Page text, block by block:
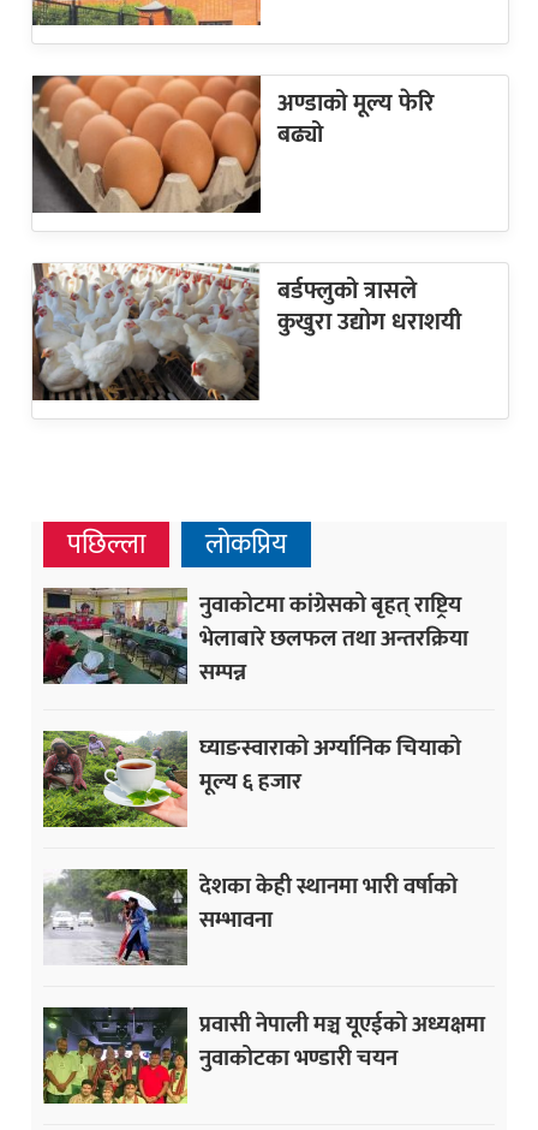
अण्डाको मूल्य फेरि
बढ्यो
बर्डफ्लुको त्रासले
कुखुरा उद्योग धराशयी
पछिल्ला लोकप्रिय
नुवाकोटमा कांग्रेसको बृहत् राष्ट्रिय
भेलाबारे छलफल तथा अन्तरक्रिया
सम्पन्न
घ्याङस्वाराको अर्ग्यानिक चियाको
मूल्य ६ हजार
देशका केही स्थानमा भारी वर्षाको
सम्भावना
प्रवासी नेपाली मञ्च यूएईको अध्यक्षमा
नुवाकोटका भण्डारी चयन